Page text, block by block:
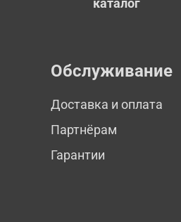
Обслуживание
Доставка и оплата
Партнёрам
Гарантии